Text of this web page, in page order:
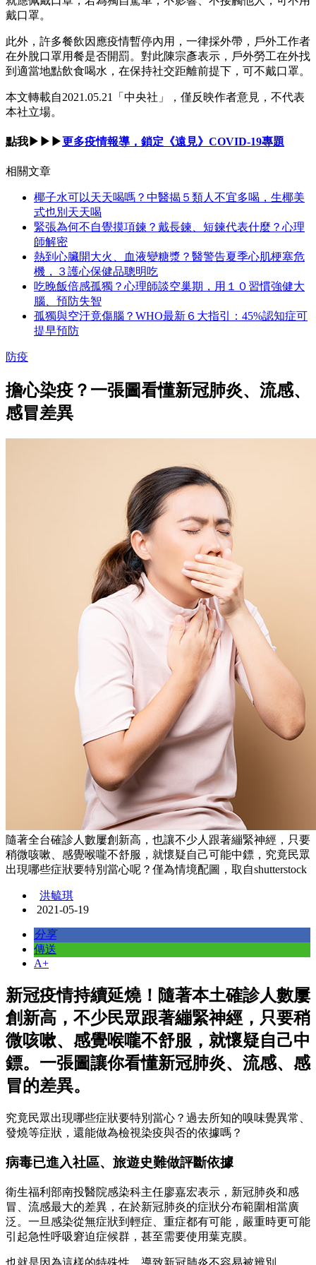
戴口罩。
此外，許多餐飲因應疫情暫停內用，一律採外帶，戶外工作者
在外脫口罩用餐是否開罰。對此陳宗彥表示，戶外勞工在外找
到適當地點飲食喝水，在保持社交距離前提下，可不戴口罩。
本文轉載自2021.05.21 「中央社」
，僅反映作者意見，不代表
本社立場。
點我▶▶▶更多疫情報導，鎖定《遠見》COVID-19專題
相關文章
椰子水可以天天喝嗎？中醫揭５類人不宜多喝，生椰美
式也別天天喝
緊張為何不自覺摸項鍊？戴長鍊、短鍊代表什麼？心理
師解密
熱到心臟開大火、血液變糖漿？醫警告夏季心肌梗塞危
機，３護心保健品聰明吃
吃晚飯倍感孤獨？心理師談空巢期，用１０習慣強健大
腦、預防失智
孤獨與空汙竟傷腦？WHO最新６大指引：45%認知症可
提早預防
防疫
擔心染疫？一張圖看懂新冠肺炎、流感、
感冒差異
隨著全台確診人數屢創新高，也讓不少人跟著繃緊神經，只要
稍微咳嗽、感覺喉嚨不舒服，就懷疑自己可能中鏢，究竟民眾
出現哪些症狀要特別當心呢？僅為情境配圖，取自shutterstock
洪毓琪
2021-05-19
分享
傳送
A+
新冠疫情持續延燒！隨著本土確診人數屢
創新高，不少民眾跟著繃緊神經，只要稍
微咳嗽、感覺喉嚨不舒服，就懷疑自己中
鏢。一張圖讓你看懂新冠肺炎、流感、感
冒的差異。
究竟民眾出現哪些症狀要特別當心？過去所知的嗅味覺異常、
發燒等症狀，還能做為檢視染疫與否的依據嗎？
病毒已進入社區、旅遊史難做評斷依據
衛生福利部南投醫院感染科主任廖嘉宏表示，新冠肺炎和感
冒、流感最大的差異，在於新冠肺炎的症狀分布範圍相當廣
泛。一旦感染從無症狀到輕症、重症都有可能，嚴重時更可能
引起急性呼吸窘迫症候群，甚至需要使用葉克膜。